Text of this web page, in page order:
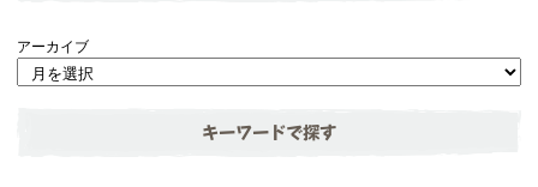
アーカイブ
キーワードで探す